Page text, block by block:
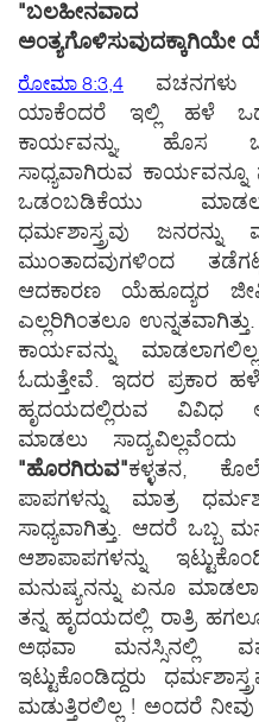
"ಬಲಹೀನವಾದ
ಅ೦ತ್ಯಗೊಳಿಸುವುದಕ್ಕಾಗಿಯೇ
ರೋಮಾ 8:3,4 ವಚನಗಳು
ಯಾಕೆ೦ದರೆ ಇಲ್ಲಿ ಹಳೆ
ಕಾರ್ಯವನ್ನು, ಹೊಸ
ಸಾಧ್ಯವಾಗಿರುವ
ಒಡಂಬಡಿಕೆಯು ಮಾಡಲು
ಧರ್ಮಶಾಸ್ತ್ರವು
ಮುಂತಾದವುಗಳಿ೦ದ
ಆದಕಾರಣ ಯೆಹೂದ್ಯರ
ಎಲ್ಲರಿಗಿ೦ತಲೂ
ಕಾರ್ಯವನ್ನು
ಓದುತ್ತೇವೆ. ಇದರ
ಹೃದಯದಲ್ಲಿರುವ ವಿವಿಧ
ಮಾಡಲು
"ಹೊರಗಿರುವ"ಕಳ್ಳತನ,
ಪಾಪಗಳನ್ನು ಮಾತ್ರ
ಸಾಧ್ಯವಾಗಿತ್ತು. ಆದರೆ ಒಬ್ಬ
ಆಶಾಪಾಪಗಳನ್ನು
ಮನುಷ್ಯನನ್ನು ಏನೂ
ತನ್ನ ಹೃದಯದಲ್ಲಿ ರಾತ್ರಿ ಹಗಲೂ
ಅಥವಾ ಮನಸ್ಸಿನಲ್ಲಿ
ಇಟ್ಟುಕೊ೦ಡಿದ್ದರು
ಮಡುತ್ತಿರಲಿಲ್ಲ ! ಅ೦ದರೆ